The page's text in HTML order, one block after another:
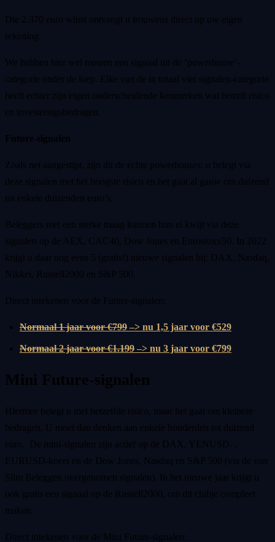
Die 2.370 euro winst ontvangt u trouwens direct op uw eigen
rekening.
We hebben hier wel meteen een signaal uit de ‘powerhouse’-
categorie onder de loep. Elke van de in totaal vier signalen-categorie
heeft echter zijn eigen onderscheidende kenmerken wat betreft risico
en investeringsbedragen.
Future-signalen
Zoals net aangestipt, zijn dit de echte powerhouses: u belegt via
deze signalen met het hoogste risico en het gaat al gauw om duizend
tot enkele duizenden euro’s.
Beleggers met een sterke maag kunnen hun ei kwijt via deze
signalen op de AEX, CAC40, Dow Jones en Eurostoxx50. In 2022
krijgt u daar nog eens 5 (gratis!) nieuwe signalen bij: DAX, Nasdaq,
Nikkei, Russell2000 en S&P 500.
Direct intekenen voor de Future-signalen:
Normaal 1 jaar voor €799 –> nu 1,5 jaar voor €529
Normaal 2 jaar voor €1.199 –> nu 3 jaar voor €799
Mini Future-signalen
Hiermee belegt u met hetzelfde risico, maar het gaat om kleinere
bedragen. U moet dan denken aan enkele honderden tot duizend
euro. De mini-signalen zijn actief op de DAX, YENUSD- ,
EURUSD-koers en de Dow Jones, Nasdaq en S&P 500 (via de van
Slim Beleggen overgenomen signalen). In het nieuwe jaar krijgt u
ook gratis een signaal op de Russell2000, om dit clubje compleet
maken.
Direct intekenen voor de Mini Future-signalen: